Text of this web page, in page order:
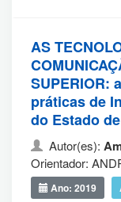
AS
SUPERIOR:
práticas de
do Estado
Autor(es):
Orientador:
Ano: 2019